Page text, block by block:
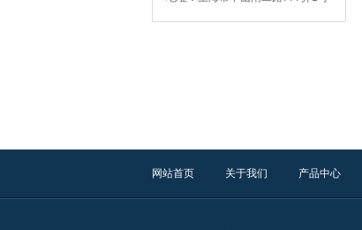
网站首页 关于我们 产品中心